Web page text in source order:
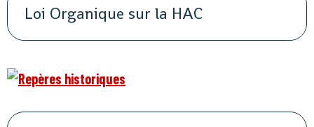
Loi Organique sur la HAC